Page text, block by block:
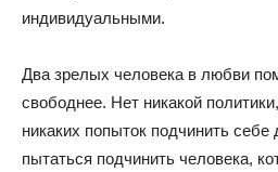
индивидуальными.
Два зрелых человека в любви
свободнее. Нет никакой
никаких попыток подчинить
пытаться подчинить человека,